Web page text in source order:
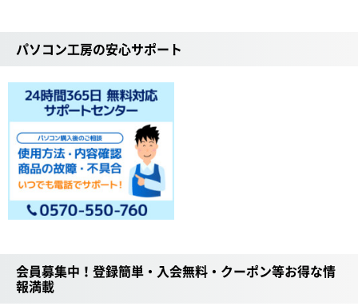
パソコン工房の安心サポート
会員募集中！登録簡単・入会無料・クーポン等お得な情
報満載